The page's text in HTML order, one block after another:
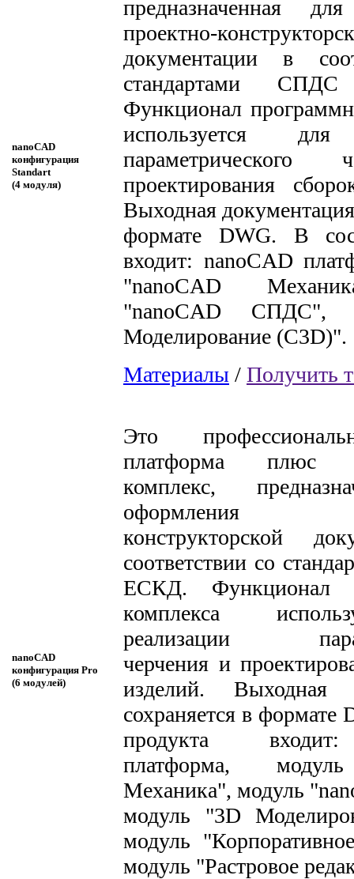
nanoCAD
конфигурация
Standart
(4 модуля)
предназначенная
проектно-
документации в
стандартами
Функционал
используется для
проектирования
Выходная
формате DWG. В
входит: nanoCAD
"nanoCAD
"nanoCAD СПДС",
Моделирование (C3D)".
Материалы / Получить
nanoCAD
конфигурация Pro
(6 модулей)
Это
платформа плюс
комплекс,
оформления
конструкторской
соответствии со
ЕСКД. Функционал
комплекса
реализации
черчения и
изделий. Выходная
сохраняется в формате
продукта
платформа,
Механика", модуль
модуль "3D
модуль
модуль "Растровое